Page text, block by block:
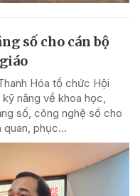
số cho cán bộ
Hóa tổ chức Hội
năng về khoa học,
số, công nghệ số cho
phục...